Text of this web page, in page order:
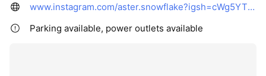
www.instagram.com/aster.snowflake?igsh=cWg5YThxaHduYXA5&utm_source=qr
Parking available, power outlets available